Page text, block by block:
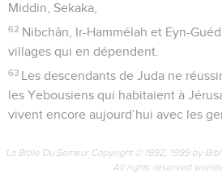
Middin, Sekaka,
62 Nibchân, Ir-Hammélah et Eyn-
villages qui en dépendent.
63 Les descendants de Juda ne
les Yebousiens qui habitaient à
vivent encore aujourd’hui avec les
La Bible Du Semeur Copyright © 1992, 1999 by
All rights reserved